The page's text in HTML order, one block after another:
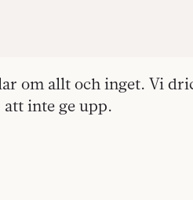
om allt och inget. Vi
inte ge upp.